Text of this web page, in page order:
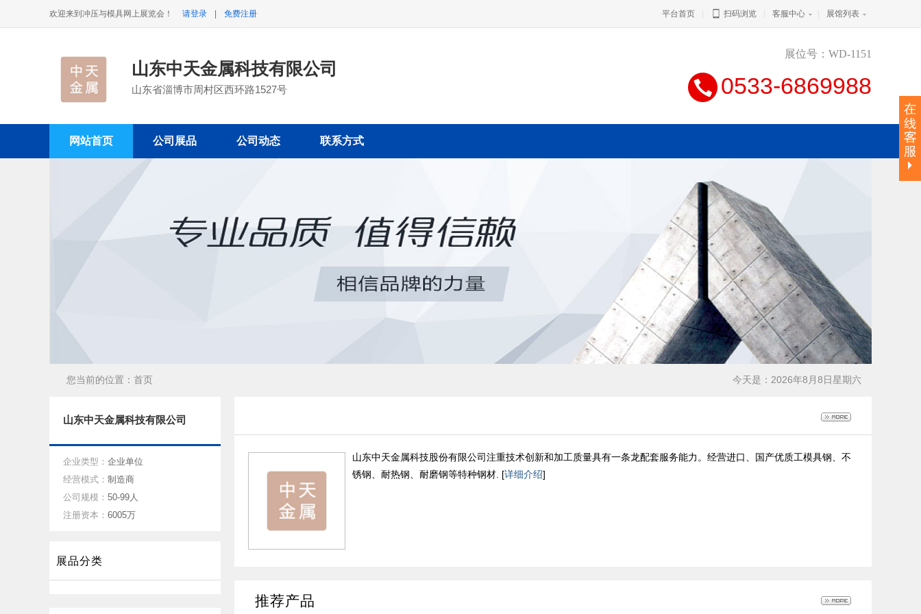
欢迎来到冲压与模具网上展览会！ 请登录 免费注册 平台首页 扫码浏览 客服中心 展馆列表
山东中天金属科技有限公司
山东省淄博市周村区西环路1527号
展位号：WD-1151
0533-6869988
网站首页 公司展品 公司动态 联系方式
今天是：2026年8月8日星期六
您当前的位置： 首页
山东中天金属科技有限公司
企业类型： 企业单位
经营模式： 制造商
公司规模： 50-99人
注册资本： 6005万
展品分类
山东中天金属科技股份有限公司注重技术创新和加工质量具有一条龙配套服务能力。经营进口、国产优质工模具钢、不
锈钢、耐热钢、耐磨钢等特种钢材. [详细介绍]
推荐产品